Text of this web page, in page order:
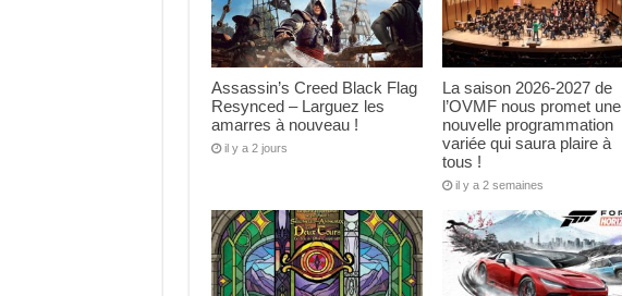
Assassin’s Creed Black Flag
Resynced – Larguez les
amarres à nouveau !
il y a 2 jours
La saison 2026-2027 de
l’OVMF nous promet une
nouvelle programmation
variée qui saura plaire à
tous !
il y a 2 semaines